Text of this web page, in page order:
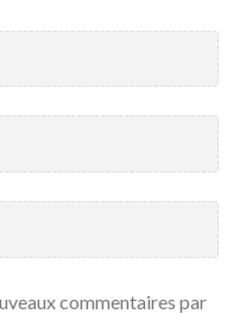
commentaires par